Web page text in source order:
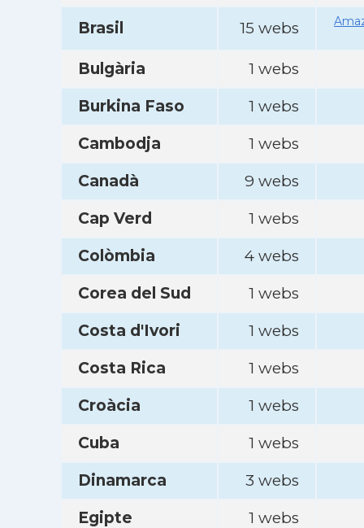
Brasil 15 webs
Bulgària
1 webs
Burkina Faso
1 webs
Cambodja
1 webs
Canadà
9 webs
Cap Verd
1 webs
Colòmbia
4 webs
Corea del Sud
1 webs
Costa d'Ivori
1 webs
Costa Rica
1 webs
Croàcia
1 webs
Cuba
1 webs
Dinamarca
3 webs
Egipte
1 webs